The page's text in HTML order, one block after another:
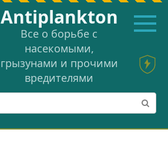
Аntiplankton
Все о борьбе с
насекомыми,
грызунами и прочими
вредителями